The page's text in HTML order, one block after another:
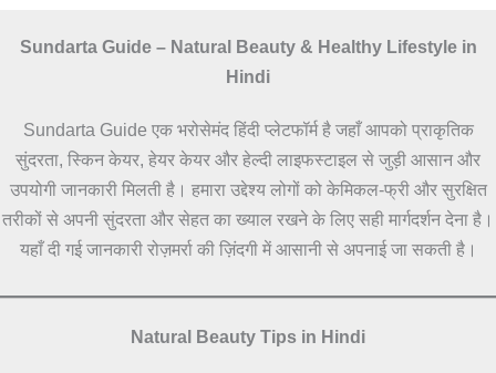
Sundarta Guide – Natural Beauty & Healthy Lifestyle in
Hindi
Sundarta Guide एक भरोसेमंद हिंदी प्लेटफॉर्म है जहाँ आपको प्राकृतिक
सुंदरता, स्किन केयर, हेयर केयर और हेल्दी लाइफस्टाइल से जुड़ी आसान और
उपयोगी जानकारी मिलती है। हमारा उद्देश्य लोगों को केमिकल-फ्री और सुरक्षित
तरीकों से अपनी सुंदरता और सेहत का ख्याल रखने के लिए सही मार्गदर्शन देना है।
यहाँ दी गई जानकारी रोज़मर्रा की ज़िंदगी में आसानी से अपनाई जा सकती है।
Natural Beauty Tips in Hindi